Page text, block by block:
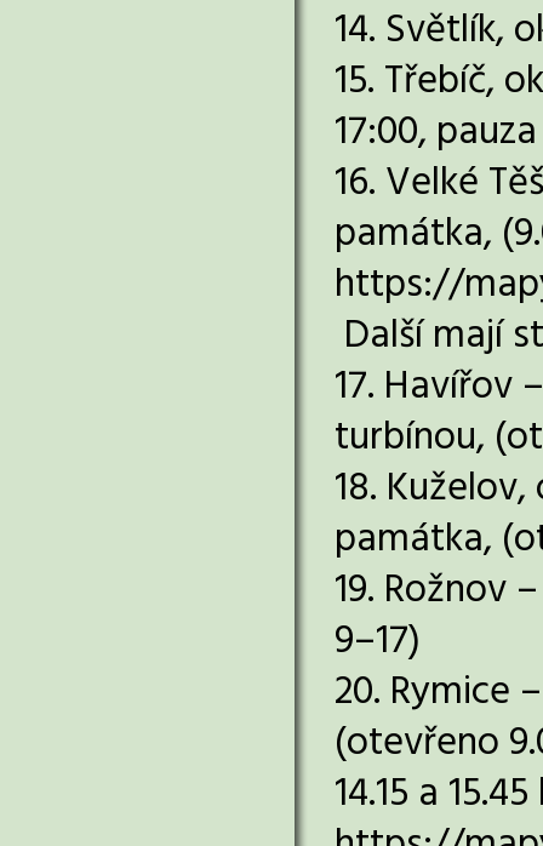
14. Světlík,
15. Třebíč,
17:00,
16. Velké
památka,
https://
Další mají
17. Havířov
turbínou,
18.
památka,
19. Rožnov
9–17)
20. Rymice
(otevřeno
14.15 a